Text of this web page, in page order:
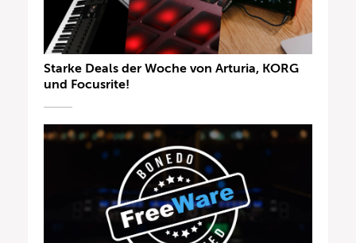
Starke Deals der Woche von Arturia, KORG
und Focusrite!